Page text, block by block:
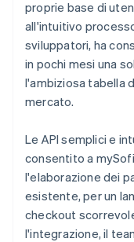
proprie base di
all'intuitivo
sviluppatori, ha
in pochi mesi una
l'ambiziosa tabella
mercato.
Le API semplici e
consentito a
l'elaborazione dei
esistente, per un
checkout
l'integrazione, il